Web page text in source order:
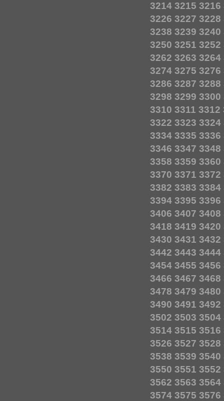
3214 3215 3216
3226 3227 3228
3238 3239 3240
3250 3251 3252
3262 3263 3264
3274 3275 3276
3286 3287 3288
3298 3299 3300
3310 3311 3312
3322 3323 3324
3334 3335 3336
3346 3347 3348
3358 3359 3360
3370 3371 3372
3382 3383 3384
3394 3395 3396
3406 3407 3408
3418 3419 3420
3430 3431 3432
3442 3443 3444
3454 3455 3456
3466 3467 3468
3478 3479 3480
3490 3491 3492
3502 3503 3504
3514 3515 3516
3526 3527 3528
3538 3539 3540
3550 3551 3552
3562 3563 3564
3574 3575 3576